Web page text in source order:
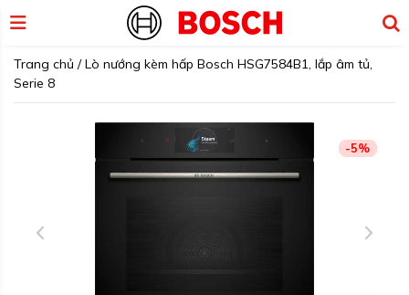
Trang chủ /Lò nướng kèm hấp Bosch HSG7584B1, lắp âm tủ,
Serie 8
-5%